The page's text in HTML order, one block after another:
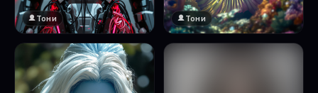
Тони Тони